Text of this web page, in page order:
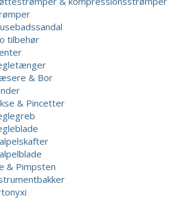
tilbehør
& Bor
& Pincetter
& Pimpsten